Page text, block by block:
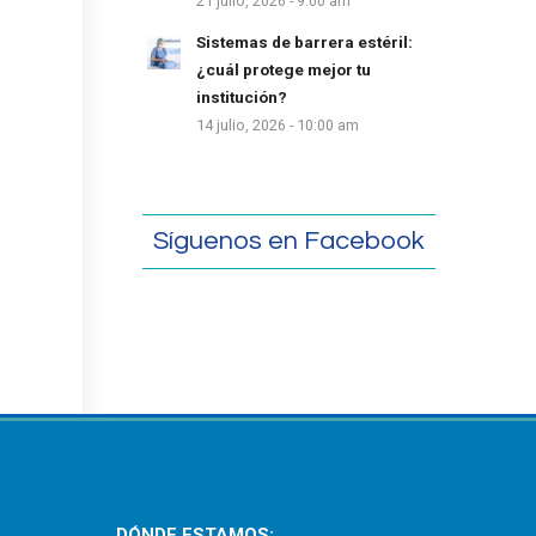
Sistemas de barrera estéril:
¿cuál protege mejor tu
institución?
14 julio, 2026 - 10:00 am
Síguenos en Facebook